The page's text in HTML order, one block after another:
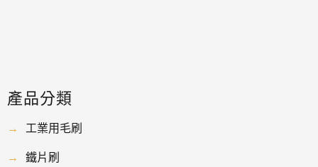
產品分類
→ 工業用毛刷
→ 鐵片刷